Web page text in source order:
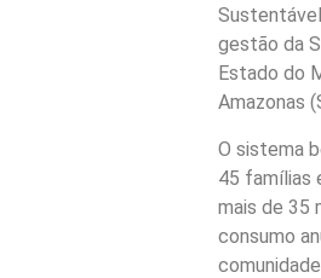
gestão da
Estado do
Amazonas
O sistema
45 famílias
mais de 35
consumo